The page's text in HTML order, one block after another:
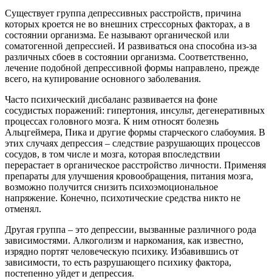
Существует группа депрессивных расстройств, причина
которых кроется не во внешних стрессорных факторах, а в
состоянии организма. Ее называют органической или
соматогенной депрессией. И развиваться она способна из-за
различных сбоев в состоянии организма. Соответственно,
лечение подобной депрессивной формы направлено, прежде
всего, на купирование основного заболевания.
Часто психический дисбаланс развивается на фоне
сосудистых поражений: гипертония, инсульт, дегенеративных
процессах головного мозга. К ним относят болезнь
Альцгеймера, Пика и другие формы старческого слабоумия. В
этих случаях депрессия – следствие разрушающих процессов
сосудов, в том числе и мозга, которая впоследствии
перерастает в органическое расстройство личности. Применяя
препараты для улучшения кровообращения, питания мозга,
возможно получится снизить психоэмоциональное
напряжение. Конечно, психотические средства никто не
отменял.
Другая группа – это депрессии, вызванные различного рода
зависимостями. Алкоголизм и наркомания, как известно,
изрядно портят человеческую психику. Избавившись от
зависимости, то есть разрушающего психику фактора,
постепенно уйдет и депрессия.